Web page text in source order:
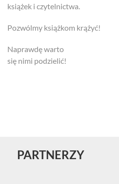
książek i czytelnictwa.
Pozwólmy książkom krążyć!
Naprawdę warto
się nimi podzielić!
PARTNERZY